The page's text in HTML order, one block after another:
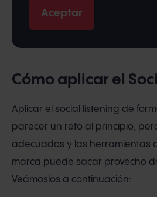
Cómo aplicar el
Aplicar el social listening de
parecer un reto al principio,
adecuados y las herramientas
marca puede sacar provecho
Veámoslos a continuación: